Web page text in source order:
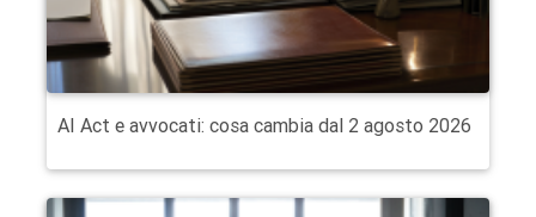
AI Act e avvocati: cosa cambia dal 2 agosto 2026